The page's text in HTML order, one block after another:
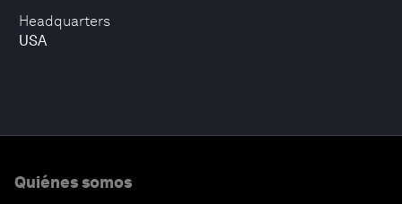
Headquarters
USA
Quiénes somos